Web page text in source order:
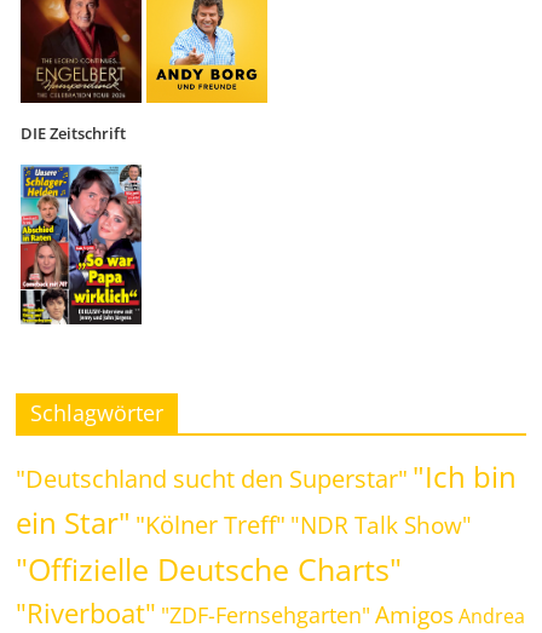
DIE Zeitschrift
Schlagwörter
"Deutschland sucht den Superstar" "Ich bin
ein Star" "Kölner Treff" "NDR Talk Show"
"Offizielle Deutsche Charts"
"Riverboat" "ZDF-Fernsehgarten" Amigos Andrea